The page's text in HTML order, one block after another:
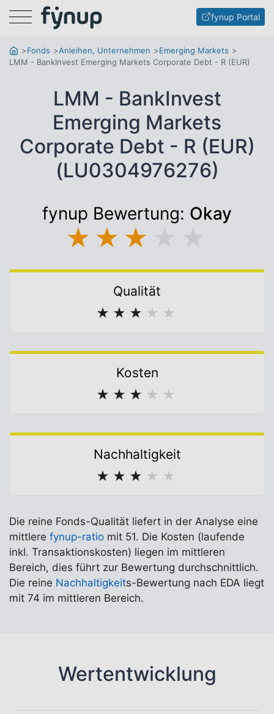
Menu fynup Portal
Fonds Anleihen, Unternehmen
Emerging Markets
LMM - BankInvest Emerging Markets Corporate Debt - R (EUR)
LMM - BankInvest
Emerging Markets
Corporate Debt - R (EUR)
(LU0304976276)
fynup Bewertung: Okay
★ ★ ★
Qualität
★ ★ ★ ★ ★
Kosten
★ ★ ★ ★ ★
Nachhaltigkeit
★ ★ ★ ★ ★
Die reine Fonds-Qualität liefert in der Analyse eine
mittlere fynup-ratio mit 51. Die Kosten (laufende
inkl. Transaktionskosten) liegen im mittleren
Bereich, dies führt zur Bewertung durchschnittlich.
Die reine Nachhaltigkeits-Bewertung nach EDA liegt
mit 74 im mittleren Bereich.
Wertentwicklung